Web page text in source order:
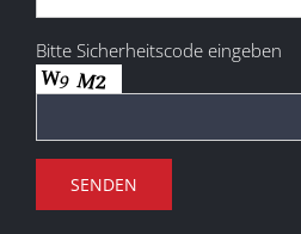
Bitte Sicherheitscode eingeben